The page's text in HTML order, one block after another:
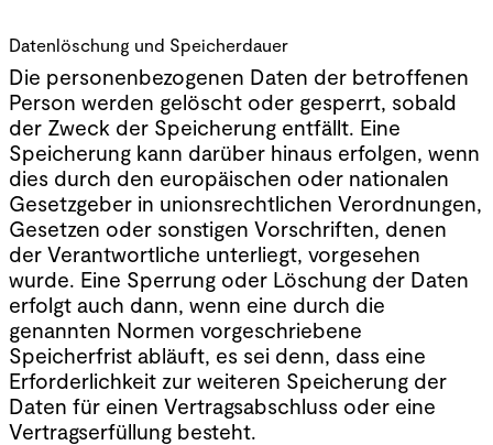
Datenlöschung und Speicherdauer
Die personenbezogenen Daten der betroffenen
Person werden gelöscht oder gesperrt, sobald
der Zweck der Speicherung entfällt. Eine
Speicherung kann darüber hinaus erfolgen, wenn
dies durch den europäischen oder nationalen
Gesetzgeber in unionsrechtlichen Verordnungen,
Gesetzen oder sonstigen Vorschriften, denen
der Verantwortliche unterliegt, vorgesehen
wurde. Eine Sperrung oder Löschung der Daten
erfolgt auch dann, wenn eine durch die
genannten Normen vorgeschriebene
Speicherfrist abläuft, es sei denn, dass eine
Erforderlichkeit zur weiteren Speicherung der
Daten für einen Vertragsabschluss oder eine
Vertragserfüllung besteht.